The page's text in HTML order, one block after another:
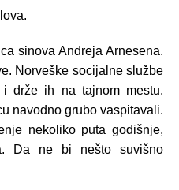
sinova Andreja Arnesena.
Norveške socijalne službe
drže ih na tajnom mestu.
navodno grubo vaspitavali.
nekoliko puta godišnje,
Da ne bi nešto suvišno